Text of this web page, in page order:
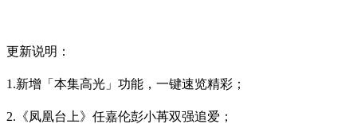
更新说明：
1.新增「本集高光」功能，一键速览精彩；
2.《凤凰台上》任嘉伦彭小苒双强追爱；